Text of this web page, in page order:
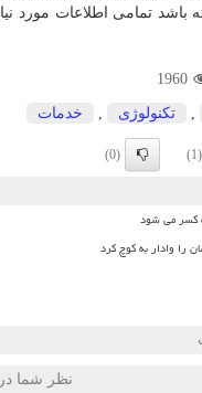
باشد تمامی اطلاعات
1960
تكنولوژی خدمات
(1)
(0)
کسر می شود
را وادار به کوچ کرد
نظر شما